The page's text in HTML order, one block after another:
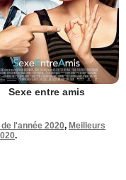
Sexe entre amis
l'année 2020, Meilleurs
.